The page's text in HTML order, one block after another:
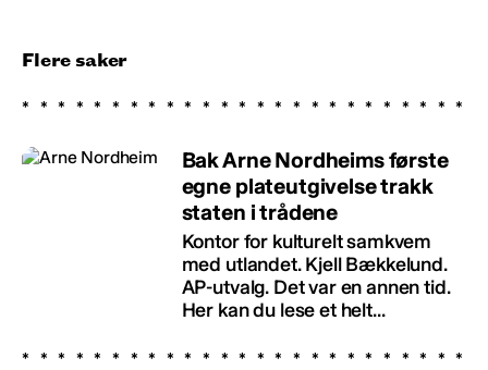
Flere saker
Bak Arne Nordheims første
egne plateutgivelse trakk
staten i trådene
Kontor for kulturelt samkvem
med utlandet. Kjell Bækkelund.
AP-utvalg. Det var en annen tid.
Her kan du lese et helt...